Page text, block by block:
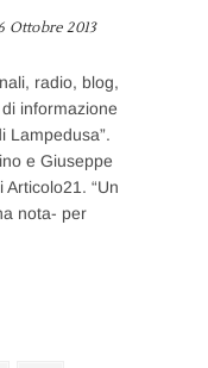
Ottobre 2013
radio, blog,
informazione
Lampedusa”.
e Giuseppe
“Un
nota- per